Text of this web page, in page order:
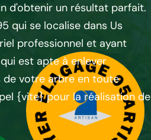
d'obtenir un résultat parfait.
qui se localise dans Us
professionnel et ayant
est apte à enlever
votre arbre en toute
{vite} pour la réalisation de